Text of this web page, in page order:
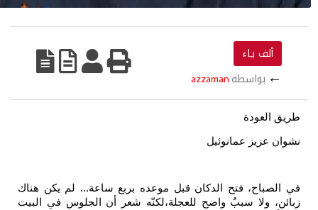
ألف ياء
بواسطة azzaman
العودة
عزيز عمانوئيل
الصباح، فتح الدكان قبل موعده بربع ساعة... لم يكن هناك
ولا سببٌ واضح للعجلة،لكنّه شعر أن الجلوس في البيت